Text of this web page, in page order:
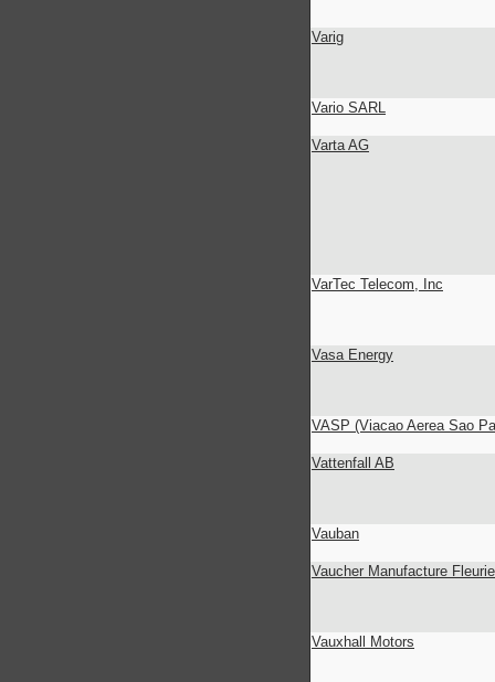
Varig
Vario SARL
Varta AG
VarTec Telecom, Inc
Vasa Energy
VASP (Viacao Aerea Sao
Vattenfall AB
Vauban
Vaucher Manufacture
Vauxhall Motors